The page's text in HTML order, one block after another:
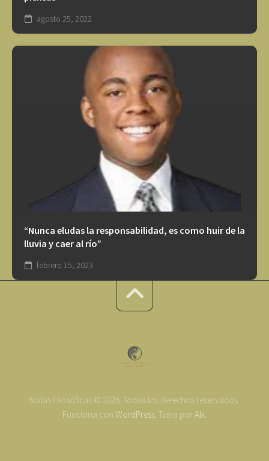
agosto 25, 2022
“Nunca eludas la responsabilidad, es como huir de la
lluvia y caer al río”
febrero 15, 2023
Notas Filosóficas © 2026. Todos los derechos reservados.
Funciona con WordPress. Tema porAlx.